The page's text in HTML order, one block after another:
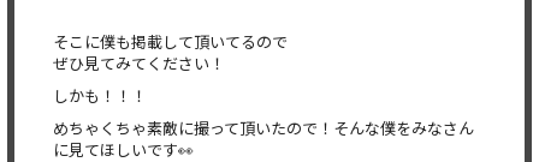
そこに僕も掲載して頂いてるので
ぜひ見てみてください！
しかも！！！
めちゃくちゃ素敵に撮って頂いたので！そんな僕をみなさん
に見てほしいです👀